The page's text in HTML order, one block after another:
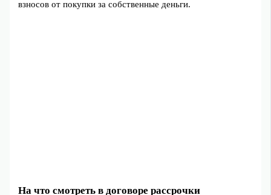
взносов от покупки за собственные деньги.
На что смотреть в договоре рассрочки